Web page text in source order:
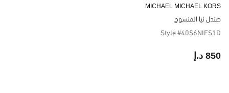
MICHAEL MICHAEL KORS
صندل نيا المنسوج
Style #40S6NIFS1D
850 د.إ